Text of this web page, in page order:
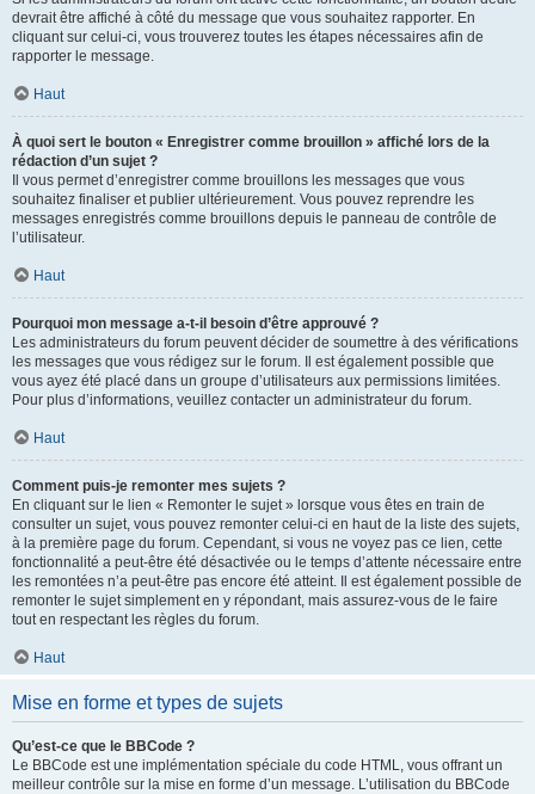
devrait être affiché à côté du message que vous souhaitez rapporter. En
cliquant sur celui-ci, vous trouverez toutes les étapes nécessaires afin de
rapporter le message.
Haut
À quoi sert le bouton « Enregistrer comme brouillon » affiché lors de la
rédaction d’un sujet ?
Il vous permet d’enregistrer comme brouillons les messages que vous
souhaitez finaliser et publier ultérieurement. Vous pouvez reprendre les
messages enregistrés comme brouillons depuis le panneau de contrôle de
l’utilisateur.
Haut
Pourquoi mon message a-t-il besoin d’être approuvé ?
Les administrateurs du forum peuvent décider de soumettre à des vérifications
les messages que vous rédigez sur le forum. Il est également possible que
vous ayez été placé dans un groupe d’utilisateurs aux permissions limitées.
Pour plus d’informations, veuillez contacter un administrateur du forum.
Haut
Comment puis-je remonter mes sujets ?
En cliquant sur le lien « Remonter le sujet » lorsque vous êtes en train de
consulter un sujet, vous pouvez remonter celui-ci en haut de la liste des sujets,
à la première page du forum. Cependant, si vous ne voyez pas ce lien, cette
fonctionnalité a peut-être été désactivée ou le temps d’attente nécessaire entre
les remontées n’a peut-être pas encore été atteint. Il est également possible de
remonter le sujet simplement en y répondant, mais assurez-vous de le faire
tout en respectant les règles du forum.
Haut
Mise en forme et types de sujets
Qu’est-ce que le BBCode ?
Le BBCode est une implémentation spéciale du code HTML, vous offrant un
meilleur contrôle sur la mise en forme d’un message. L’utilisation du BBCode